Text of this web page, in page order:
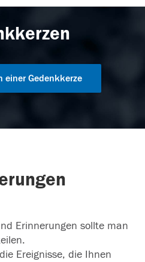
einer Gedenkkerze
Erinnerungen sollte man
Ereignisse, die Ihnen